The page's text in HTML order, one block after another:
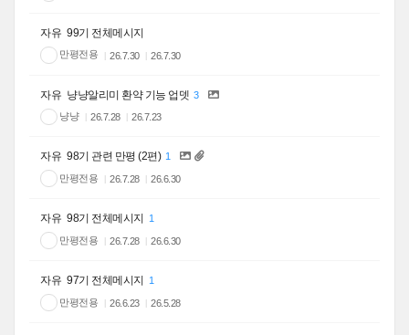
자유 99기 전체메시지
만평전용 26.7.30 26.7.30
자유 냥냥알리미 환약 기능 업뎃 3
냥냥
26.7.28 26.7.23
자유 98기 관련 만평 (2편) 1
만평전용
26.7.28 26.6.30
자유 98기 전체메시지
1
만평전용
26.7.28 26.6.30
자유 97기 전체메시지
1
만평전용
26.6.23 26.5.28